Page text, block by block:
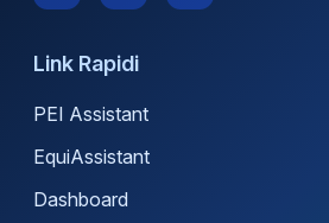
Link Rapidi
PEI Assistant
EquiAssistant
Dashboard